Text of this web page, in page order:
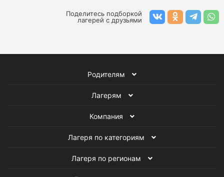
Тематические лагеря в Подмосковье на апрель
Английские лагеря на апрель
Поделитесь подборкой
лагерей с друзьями
Родителям
Лагерям
Компания
Лагеря по категориям
Лагеря по регионам